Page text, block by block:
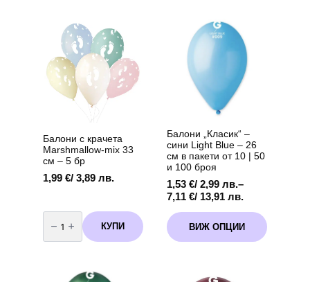
Baby
Girl“
броя)
вариант
розови
Балони с крачета
Marshmallow-mix 33
см – 5 бр
1,99 €/ 3,89 лв.
количество
за
Балони
с
КУПИ
Балони „Класик“ –
сини Light Blue – 26
см в пакети от 10 | 50
и 100 броя
1,53 €/ 2,99 лв.–
7,11 €/ 13,91 лв.
Price
1,53 €
/
2,99 лв.
ВИЖ ОПЦИИ
This
product
has